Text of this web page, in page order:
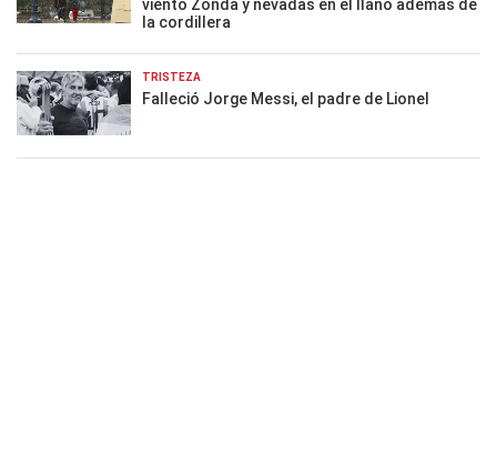
viento Zonda y nevadas en el llano además de
la cordillera
TRISTEZA
Falleció Jorge Messi, el padre de Lionel